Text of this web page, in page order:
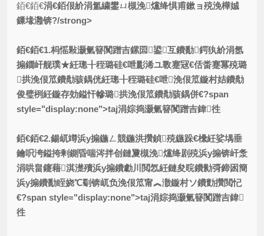
銆€銆€涓€銆佷紒涓氳繍鐢ㄩ槻浼爣绛惧甫鏉ョ殑浼樺娍
鏁堟灉锛?/strong>
銆€銆€1.杩愮敤灏氭簮闃蹭吉鏍囩鍙互鐨勫鍔犱紒涓氬
搧鐗屽舰璞★紝璁╂秷璐硅€呭彲浠ユ斁蹇冦€佸畨蹇冪殑璐
拱浼佷笟鐨勪骇鍝侊紝璁╂秷璐硅€呭浼佷笟鏇村姞鐨勪
俊璧栵紝鏇存効鎰忓幓璐拱浼佷笟鐨勪骇鍝併€?span
style="display:none">taj涓婃捣灏氭簮闃蹭吉鍏徃
銆€銆€2.鍚屼竴浜у搧鍦ㄥ競鍦洪攢鍞殑鏃跺€欙紝娑堣垂
鑰呮洿鎰挎剰鍘昏喘涔拌创鏈夐槻浼爣绛剧殑浜у搧锛屽洜
涓哄畠鑳藉淇濋殰浜у搧鐨勮川閲忥紝鏈夋晥鐨勬彁鍗囦簡
浜у搧鐨勫眰娆℃劅锛屼负浼佷笟甯︽潵鏇村ソ鐨勯攢閲忋
€?span style="display:none">taj涓婃捣灏氭簮闃蹭吉鍏
徃